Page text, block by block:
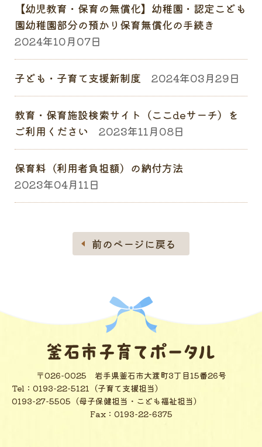
【幼児教育・保育の無償化】幼稚園・認定こども
園幼稚園部分の預かり保育無償化の手続き
2024年10月07日
子ども・子育て支援新制度 2024年03月29日
教育・保育施設検索サイト（ここdeサーチ）を
ご利用ください
2023年11月08日
保育料（利用者負担額）の納付方法
2023年04月11日
前のページに戻る
〒026-0025
岩手県釜石市大渡町3丁目15番26号
Tel： 0193-22-5121（子育て支援担当）
0193-27-5505（母子保健担当・こども福祉担当）
Fax：0193-22-6375